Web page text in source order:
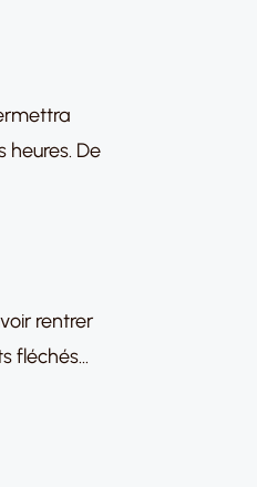
heures. De
rentrer
fléchés…